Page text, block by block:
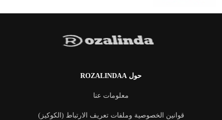
حول ROZALINDAA
معلومات عنا
قوانين الخصوصية وملفات تعريف الارتباط (الكوكيز)